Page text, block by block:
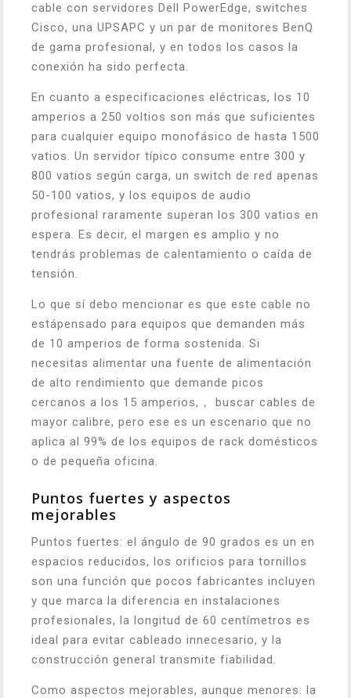
cable con servidores Dell PowerEdge, switches
Cisco, una UPSAPC y un par de monitores BenQ
de gama profesional, y en todos los casos la
conexión ha sido perfecta.
En cuanto a especificaciones eléctricas, los 10
amperios a 250 voltios son más que suficientes
para cualquier equipo monofásico de hasta 1500
vatios. Un servidor típico consume entre 300 y
800 vatios según carga, un switch de red apenas
50-100 vatios, y los equipos de audio
profesional raramente superan los 300 vatios en
espera. Es decir, el margen es amplio y no
tendrás problemas de calentamiento o caída de
tensión.
Lo que sí debo mencionar es que este cable no
estápensado para equipos que demanden más
de 10 amperios de forma sostenida. Si
necesitas alimentar una fuente de alimentación
de alto rendimiento que demande picos
cercanos a los 15 amperios,， buscar cables de
mayor calibre, pero ese es un escenario que no
aplica al 99% de los equipos de rack domésticos
o de pequeña oficina.
Puntos fuertes y aspectos
mejorables
Puntos fuertes: el ángulo de 90 grados es un en
espacios reducidos, los orificios para tornillos
son una función que pocos fabricantes incluyen
y que marca la diferencia en instalaciones
profesionales, la longitud de 60 centímetros es
ideal para evitar cableado innecesario, y la
construcción general transmite fiabilidad.
Como aspectos mejorables, aunque menores: la